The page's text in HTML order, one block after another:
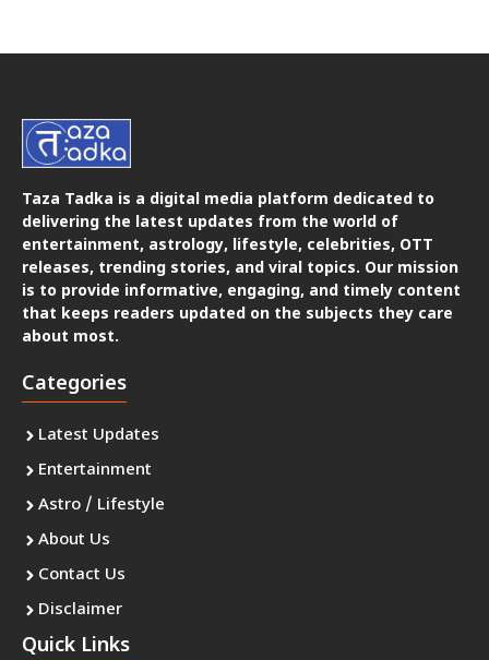
Taza Tadka is a digital media platform dedicated to
delivering the latest updates from the world of
entertainment, astrology, lifestyle, celebrities, OTT
releases, trending stories, and viral topics. Our mission
is to provide informative, engaging, and timely content
that keeps readers updated on the subjects they care
about most.
Categories
Latest Updates
Entertainment
Astro / Lifestyle
About Us
Contact Us
Disclaimer
Quick Links